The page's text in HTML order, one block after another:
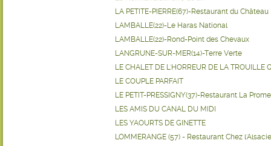
LA PETITE-PIERRE(67)-Restaurant du Château
LAMBALLE(22)-Le Haras National
LAMBALLE(22)-Rond-Point des Chevaux
LANGRUNE-SUR-MER(14)-Terre Verte
LE CHALET DE L'HORREUR DE LA TROUILLE
LE COUPLE PARFAIT
LE PETIT-PRESSIGNY(37)-Restaurant La
LES AMIS DU CANAL DU MIDI
LES YAOURTS DE GINETTE
LOMMERANGE (57) - Restaurant Chez